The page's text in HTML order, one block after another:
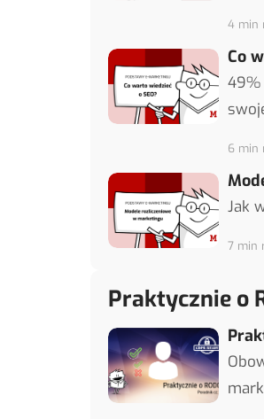
4 min
Co
49%
6 min
Jak
7 min
Praktycznie o